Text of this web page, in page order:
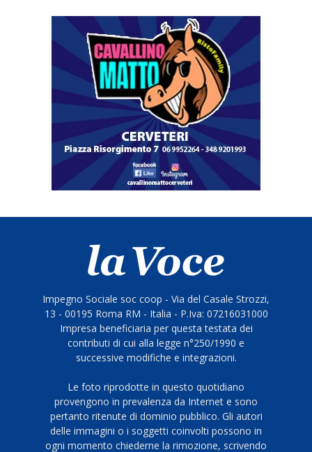
Impegno Sociale soc coop - Via del Casale Strozzi,
13 - 00195 Roma RM - Italia - P.Iva: 07216031000
Impresa beneficiaria per questa testata dei
contributi di cui alla legge n°250/1990 e
successive modifiche e integrazioni.
Le foto riprodotte in questo quotidiano
provengono in prevalenza da Internet e sono
pertanto ritenute di dominio pubblico. Gli autori
delle immagini o i soggetti coinvolti possono in
ogni momento chiederne la rimozione, scrivendo